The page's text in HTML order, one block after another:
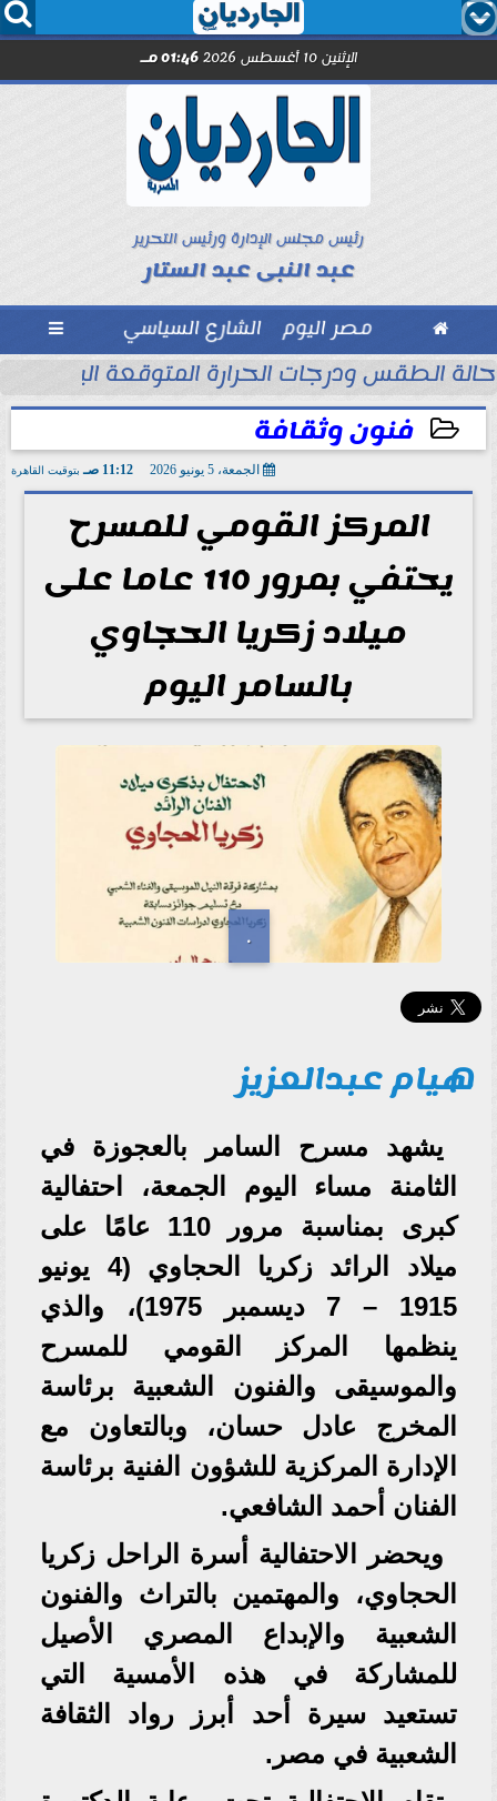
  
الإثنين 10 أغسطس 2026 01:46 مـ
رئيس مجلس الإدارة ورئيس التحرير
عبد النبى عبد الستار
 مصر اليوم الشارع السياسي 
حالة الطقس ودرجات الحرارة المتوقعة اليوم الإثنين 10 أغسطس
فنون وثقافة
الجمعة، 5 يونيو 2026 11:12 صـ بتوقيت القاهرة
المركز القومي للمسرح
يحتفي بمرور 110 عاما على
ميلاد زكريا الحجاوي
بالسامر اليوم
.
هيام عبدالعزيز
يشهد مسرح السامر بالعجوزة في
الثامنة مساء اليوم الجمعة، احتفالية
كبرى بمناسبة مرور 110 عامًا على
ميلاد الرائد زكريا الحجاوي (4 يونيو
1915 – 7 ديسمبر 1975)، والذي
ينظمها المركز القومي للمسرح
والموسيقى والفنون الشعبية برئاسة
المخرج عادل حسان، وبالتعاون مع
الإدارة المركزية للشؤون الفنية برئاسة
الفنان أحمد الشافعي.
ويحضر الاحتفالية أسرة الراحل زكريا
الحجاوي، والمهتمين بالتراث والفنون
الشعبية والإبداع المصري الأصيل
للمشاركة في هذه الأمسية التي
تستعيد سيرة أحد أبرز رواد الثقافة
الشعبية في مصر.